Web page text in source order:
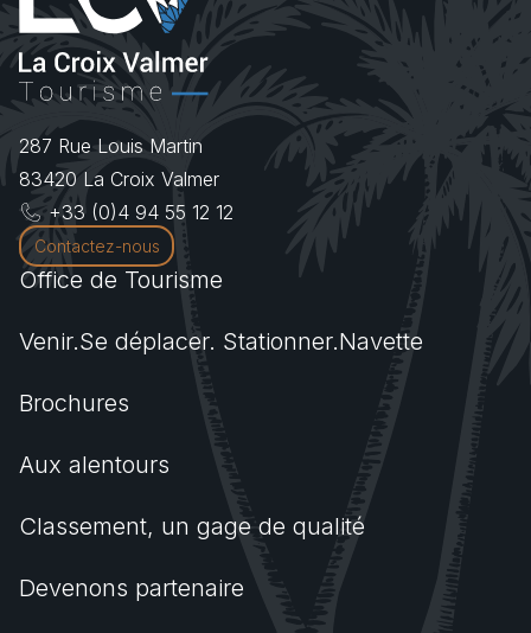
287 Rue Louis Martin
83420 La Croix Valmer
+33 (0)4 94 55 12 12
Contactez-nous
Office de Tourisme
Venir.Se déplacer. Stationner.Navette
Brochures
Aux alentours
Classement, un gage de qualité
Devenons partenaire